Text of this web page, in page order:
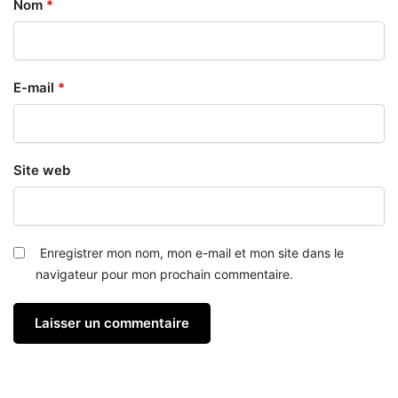
Nom *
E-mail *
Site web
Enregistrer mon nom, mon e-mail et mon site dans le
navigateur pour mon prochain commentaire.